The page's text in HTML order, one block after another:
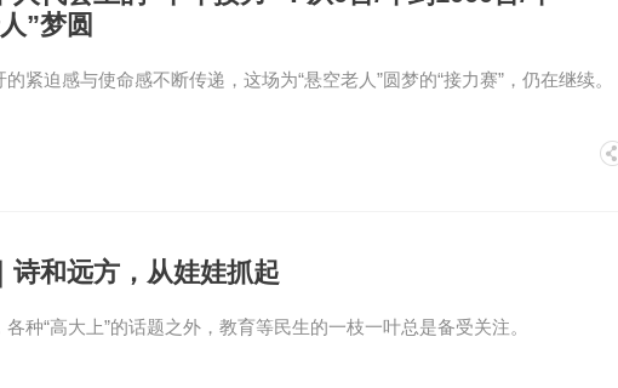
”梦圆
紧迫感与使命感不断传递，这场为“悬空老人”圆梦的“接力赛”，仍在继续。
诗和远方，从娃娃抓起
种“高大上”的话题之外，教育等民生的一枝一叶总是备受关注。